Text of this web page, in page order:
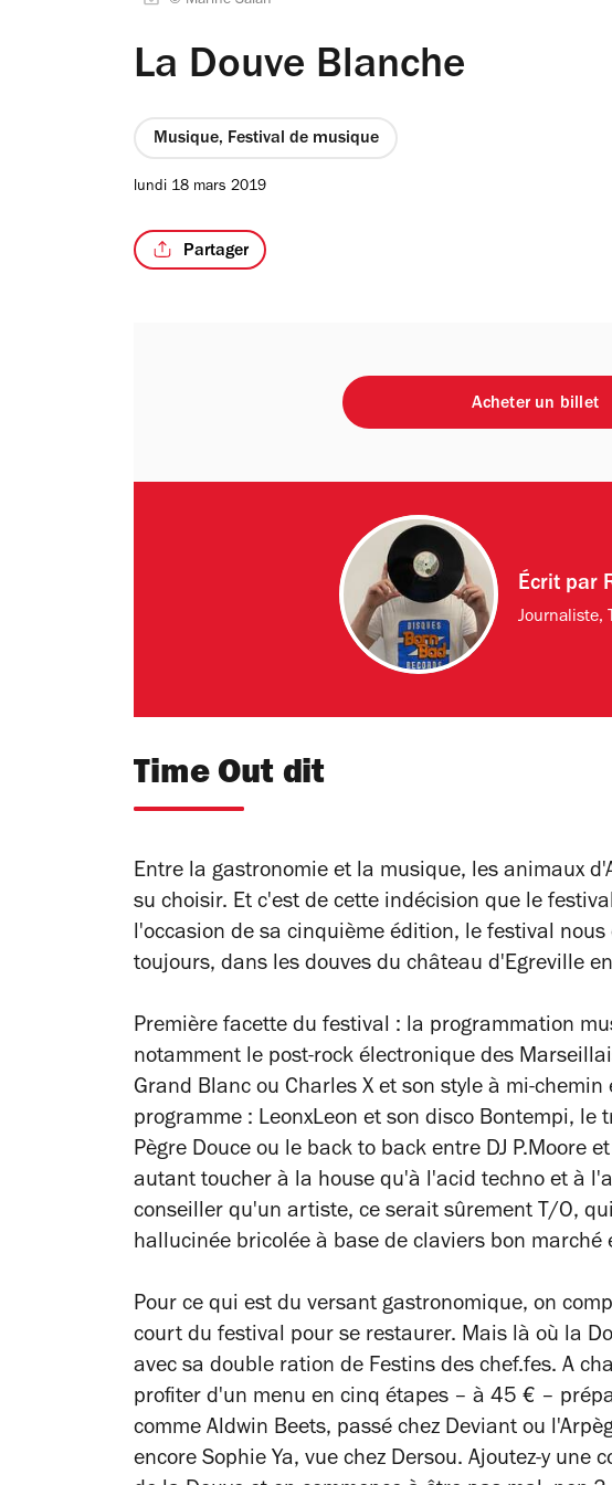
La Douve Blanche
Musique, Festival de musique
lundi 18 mars 2019
Partager
Acheter un billet
Écrit par
Journaliste,
Time Out dit
Entre la gastronomie et la musique, les animaux
su choisir. Et c'est de cette indécision que le
l'occasion de sa cinquième édition, le festival nous
toujours, dans les douves du château d'Egreville
Première facette du festival : la programmation
notamment le post-rock électronique des
Grand Blanc ou Charles X et son style à mi-
programme : LeonxLeon et son disco Bontempi, le
Pègre Douce ou le back to back entre DJ P.Moore
autant toucher à la house qu'à l'acid techno et à
conseiller qu'un artiste, ce serait sûrement T/O,
hallucinée bricolée à base de claviers bon marché
Pour ce qui est du versant gastronomique, on
court du festival pour se restaurer. Mais là où la
avec sa double ration de Festins des chef.fes. A
profiter d'un menu en cinq étapes – à 45 € –
comme Aldwin Beets, passé chez Deviant ou
encore Sophie Ya, vue chez Dersou. Ajoutez-y une